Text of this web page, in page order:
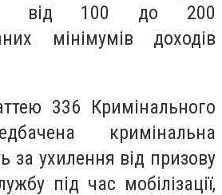
від 100 до 200
мінімумів доходів
336 Кримінального
кримінальна
за ухилення від призову
під час мобілізації,